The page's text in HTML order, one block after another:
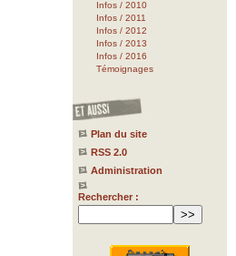
Infos / 2010
Infos / 2011
Infos / 2012
Infos / 2013
Infos / 2016
Témoignages
Plan du site
RSS 2.0
Administration
Rechercher :